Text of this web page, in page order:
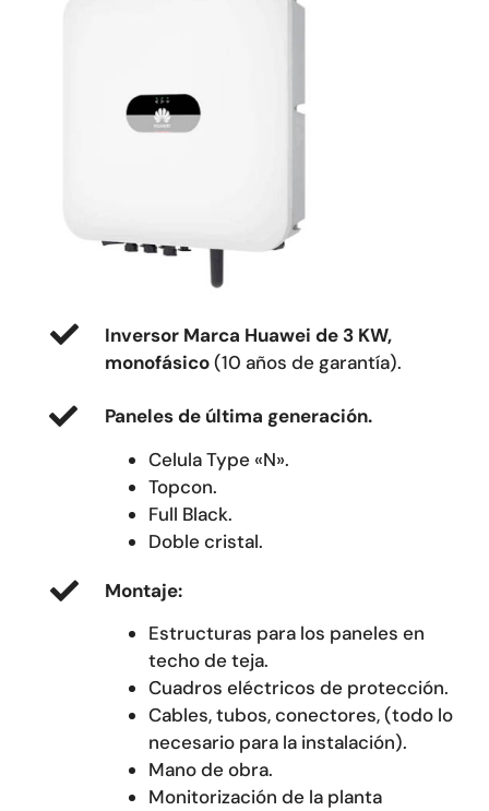
Inversor Marca Huawei de 3 KW,
monofásico(10 años de garantía).
Paneles de última generación.
Celula Type «N».
Topcon.
Full Black.
Doble cristal.
Montaje:
Estructuras para los paneles en
techo de teja.
Cuadros eléctricos de protección.
Cables, tubos, conectores, (todo lo
necesario para la instalación).
Mano de obra.
Monitorización de la planta